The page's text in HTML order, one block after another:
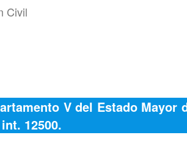
Civil
V del Estado Mayor
12500.